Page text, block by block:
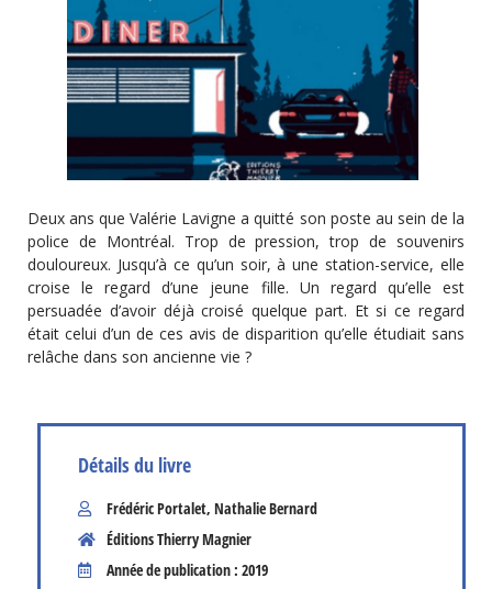
Deux ans que Valérie Lavigne a quitté son poste au sein de la
police de Montréal. Trop de pression, trop de souvenirs
douloureux. Jusqu’à ce qu’un soir, à une station-service, elle
croise le regard d’une jeune fille. Un regard qu’elle est
persuadée d’avoir déjà croisé quelque part. Et si ce regard
était celui d’un de ces avis de disparition qu’elle étudiait sans
relâche dans son ancienne vie ?
Détails du livre
Frédéric Portalet, Nathalie Bernard
Éditions Thierry Magnier
Année de publication : 2019